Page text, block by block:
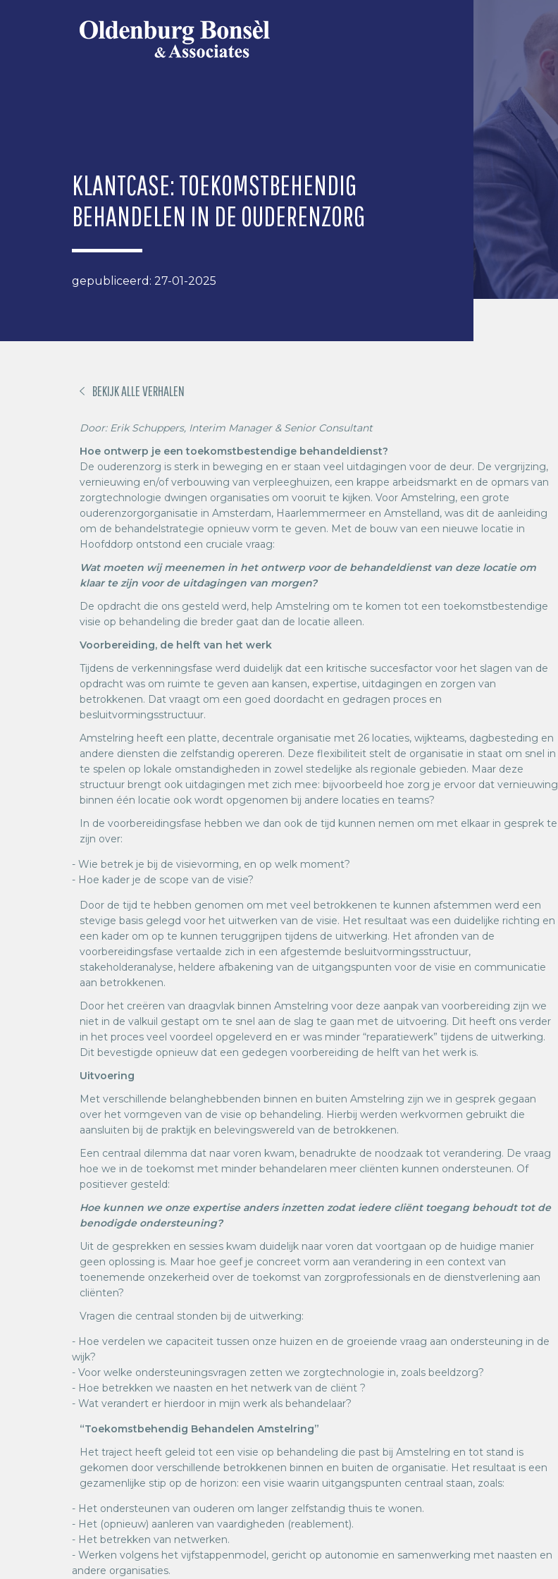
OLDENBURG
KLANTCASE: TOEKOMSTBEHENDIG
BEHANDELEN IN DE OUDERENZORG
gepubliceerd: 27-01-2025
BEKIJK ALLE VERHALEN
Door: Erik Schuppers, Interim Manager & Senior Consultant
Hoe ontwerp je een toekomstbestendige behandeldienst?
De ouderenzorg is sterk in beweging en er staan veel uitdagingen voor de deur. De vergrijzing,
vernieuwing en/of verbouwing van verpleeghuizen, een krappe arbeidsmarkt en de opmars van
zorgtechnologie dwingen organisaties om vooruit te kijken. Voor Amstelring, een grote
ouderenzorgorganisatie in Amsterdam, Haarlemmermeer en Amstelland, was dit de aanleiding
om de behandelstrategie opnieuw vorm te geven. Met de bouw van een nieuwe locatie in
Hoofddorp ontstond een cruciale vraag:
Wat moeten wij meenemen in het ontwerp voor de behandeldienst van deze locatie om
klaar te zijn voor de uitdagingen van morgen?
De opdracht die ons gesteld werd, help Amstelring om te komen tot een toekomstbestendige
visie op behandeling die breder gaat dan de locatie alleen.
Voorbereiding, de helft van het werk
Tijdens de verkenningsfase werd duidelijk dat een kritische succesfactor voor het slagen van de
opdracht was om ruimte te geven aan kansen, expertise, uitdagingen en zorgen van
betrokkenen. Dat vraagt om een goed doordacht en gedragen proces en
besluitvormingsstructuur.
Amstelring heeft een platte, decentrale organisatie met 26 locaties, wijkteams, dagbesteding en
andere diensten die zelfstandig opereren. Deze flexibiliteit stelt de organisatie in staat om snel in
te spelen op lokale omstandigheden in zowel stedelijke als regionale gebieden. Maar deze
structuur brengt ook uitdagingen met zich mee: bijvoorbeeld hoe zorg je ervoor dat vernieuwing
binnen één locatie ook wordt opgenomen bij andere locaties en teams?
In de voorbereidingsfase hebben we dan ook de tijd kunnen nemen om met elkaar in gesprek te
zijn over:
- Wie betrek je bij de visievorming, en op welk moment?
- Hoe kader je de scope van de visie?
Door de tijd te hebben genomen om met veel betrokkenen te kunnen afstemmen werd een
stevige basis gelegd voor het uitwerken van de visie. Het resultaat was een duidelijke richting en
een kader om op te kunnen teruggrijpen tijdens de uitwerking. Het afronden van de
voorbereidingsfase vertaalde zich in een afgestemde besluitvormingsstructuur,
stakeholderanalyse, heldere afbakening van de uitgangspunten voor de visie en communicatie
aan betrokkenen.
Door het creëren van draagvlak binnen Amstelring voor deze aanpak van voorbereiding zijn we
niet in de valkuil gestapt om te snel aan de slag te gaan met de uitvoering. Dit heeft ons verder
in het proces veel voordeel opgeleverd en er was minder “reparatiewerk” tijdens de uitwerking.
Dit bevestigde opnieuw dat een gedegen voorbereiding de helft van het werk is.
Uitvoering
Met verschillende belanghebbenden binnen en buiten Amstelring zijn we in gesprek gegaan
over het vormgeven van de visie op behandeling. Hierbij werden werkvormen gebruikt die
aansluiten bij de praktijk en belevingswereld van de betrokkenen.
Een centraal dilemma dat naar voren kwam, benadrukte de noodzaak tot verandering. De vraag
hoe we in de toekomst met minder behandelaren meer cliënten kunnen ondersteunen. Of
positiever gesteld:
Hoe kunnen we onze expertise anders inzetten zodat iedere cliënt toegang behoudt tot de
benodigde ondersteuning?
Uit de gesprekken en sessies kwam duidelijk naar voren dat voortgaan op de huidige manier
geen oplossing is. Maar hoe geef je concreet vorm aan verandering in een context van
toenemende onzekerheid over de toekomst van zorgprofessionals en de dienstverlening aan
cliënten?
Vragen die centraal stonden bij de uitwerking:
- Hoe verdelen we capaciteit tussen onze huizen en de groeiende vraag aan ondersteuning in de
wijk?
- Voor welke ondersteuningsvragen zetten we zorgtechnologie in, zoals beeldzorg?
- Hoe betrekken we naasten en het netwerk van de cliënt ?
- Wat verandert er hierdoor in mijn werk als behandelaar?
“Toekomstbehendig Behandelen Amstelring”
Het traject heeft geleid tot een visie op behandeling die past bij Amstelring en tot stand is
gekomen door verschillende betrokkenen binnen en buiten de organisatie. Het resultaat is een
gezamenlijke stip op de horizon: een visie waarin uitgangspunten centraal staan, zoals:
- Het ondersteunen van ouderen om langer zelfstandig thuis te wonen.
- Het (opnieuw) aanleren van vaardigheden (reablement).
- Het betrekken van netwerken.
- Werken volgens het vijfstappenmodel, gericht op autonomie en samenwerking met naasten en
andere organisaties.